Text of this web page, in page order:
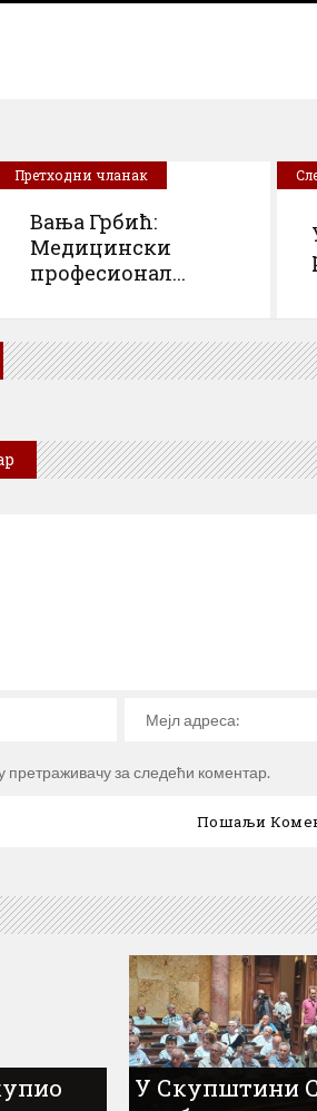
Претходни чланак
Вања Грбић:
Медицински
професионал...
претраживачу за следећи коментар.
У Скупштини